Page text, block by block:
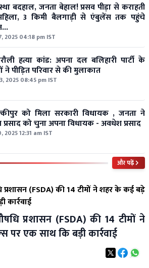
बदहाल, जनता बेहाल! प्रसव पीड़ा से कराहती
3 किमी बैलगाड़ी से एंबुलेंस तक पहुंचे
2025 04:18 pm IST
हत्या कांड: अपना दल बलिहारी पार्टी के
पीड़ित परिवार से की मुलाकात
2025 08:45 pm IST
को मिला सरकारी विधायक , जनता ने
को चुना अपना विधायक - अवधेश प्रसाद
2025 12:31 am IST
और पढ़ें
प्रशासन (FSDA) की 14 टीमों ने
एक साथ कि बड़ी कार्रवाई